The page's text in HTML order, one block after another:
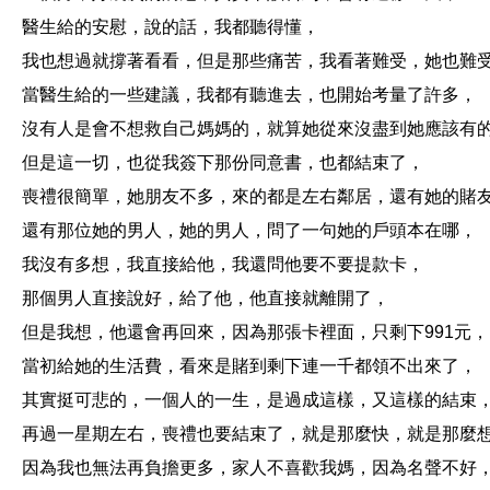
醫生給的安慰，說的話，我都聽得懂，
我也想過就撐著看看，但是那些痛苦，我看著難受，她也難
當醫生給的一些建議，我都有聽進去，也開始考量了許多，
沒有人是會不想救自己媽媽的，就算她從來沒盡到她應該有
但是這一切，也從我簽下那份同意書，也都結束了，
喪禮很簡單，她朋友不多，來的都是左右鄰居，還有她的賭
還有那位她的男人，她的男人，問了一句她的戶頭本在哪，
我沒有多想，我直接給他，我還問他要不要提款卡，
那個男人直接說好，給了他，他直接就離開了，
但是我想，他還會再回來，因為那張卡裡面，只剩下991元，
當初給她的生活費，看來是賭到剩下連一千都領不出來了，
其實挺可悲的，一個人的一生，是過成這樣，又這樣的結束，
再過一星期左右，喪禮也要結束了，就是那麼快，就是那麼
因為我也無法再負擔更多，家人不喜歡我媽，因為名聲不好，